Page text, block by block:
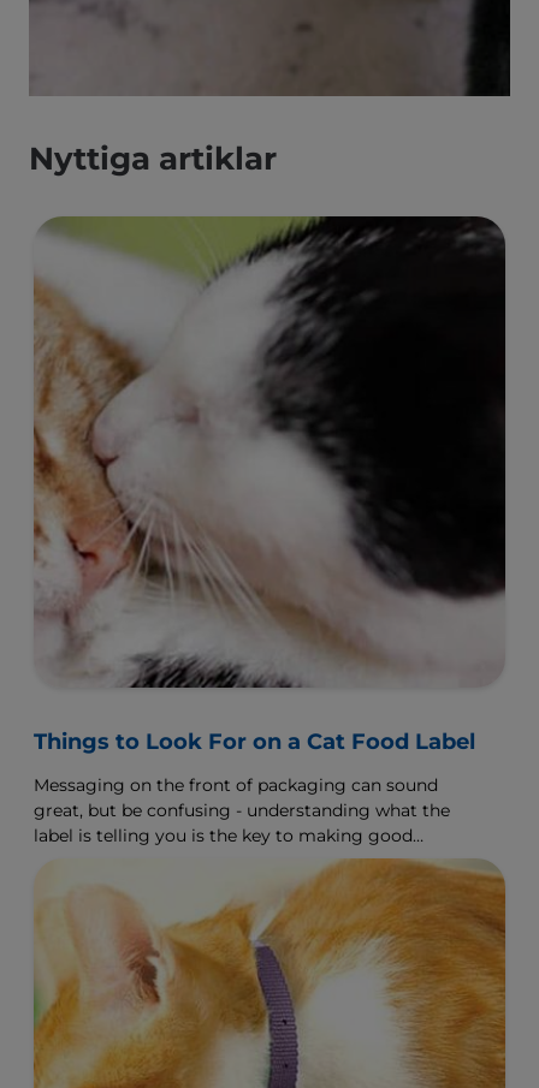
Nyttiga artiklar
Things to Look For on a Cat Food Label
Messaging on the front of packaging can sound
great, but be confusing - understanding what the
label is telling you is the key to making good
nutritional decisions.